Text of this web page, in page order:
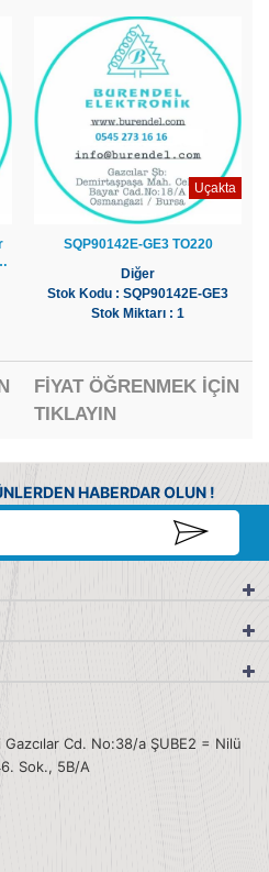
Uçakta
SQP90142E-GE3 TO220
Diğer
Stok Kodu : SQP90142E-GE3
Stok Miktarı : 1
FİYAT ÖĞRENMEK İÇİN
TIKLAYIN
HABERDAR OLUN !
Cd. No:38/a ŞUBE2 = Nilü
Sok., 5B/A